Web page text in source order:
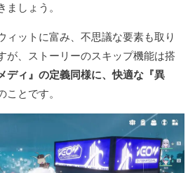
しょう。
ィットに富み、不思議な要素も取り
が、ストーリーのスキップ機能は搭
ディ』の定義同様に、快適な『異
ことです。